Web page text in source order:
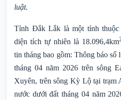
luật.
Tỉnh Đắk Lắk là một tỉnh
diện tích tự nhiên là 18.096,4km
tin tháng bao gồm: Thông báo số
tháng 04 năm 2026 trên sông
Xuyên, trên sông Kỳ Lộ tại trạm
nước dưới đất tháng 04năm